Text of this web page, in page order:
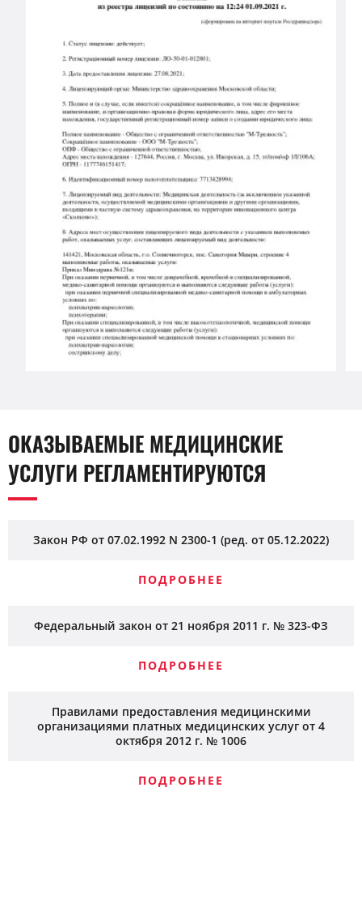
ОКАЗЫВАЕМЫЕ МЕДИЦИНСКИЕ
УСЛУГИ РЕГЛАМЕНТИРУЮТСЯ
Закон РФ от 07.02.1992 N 2300-1 (ред. от 05.12.2022)
ПОДРОБНЕЕ
Федеральный закон от 21 ноября 2011 г. № 323-ФЗ
ПОДРОБНЕЕ
Правилами предоставления медицинскими
организациями платных медицинских услуг от 4
октября 2012 г. № 1006
ПОДРОБНЕЕ